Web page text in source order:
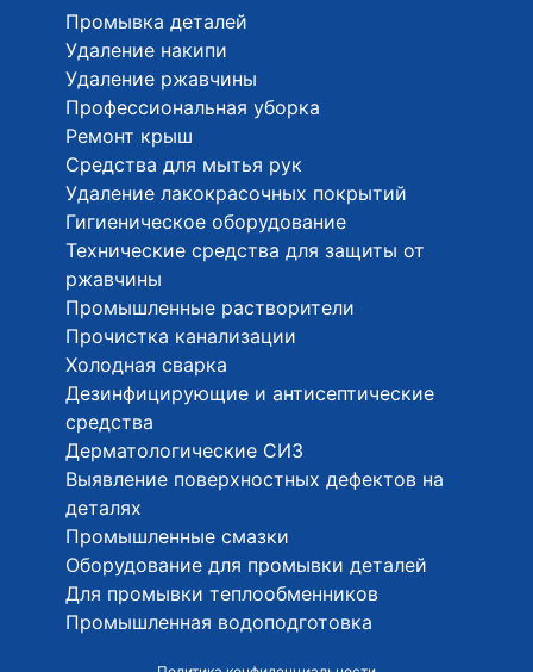
Промывка деталей
Удаление накипи
Удаление ржавчины
Профессиональная уборка
Ремонт крыш
Средства для мытья рук
Удаление лакокрасочных покрытий
Гигиеническое оборудование
Технические средства для защиты от
ржавчины
Промышленные растворители
Прочистка канализации
Холодная сварка
Дезинфицирующие и антисептические
средства
Дерматологические СИЗ
Выявление поверхностных дефектов на
деталях
Промышленные смазки
Оборудование для промывки деталей
Для промывки теплообменников
Промышленная водоподготовка